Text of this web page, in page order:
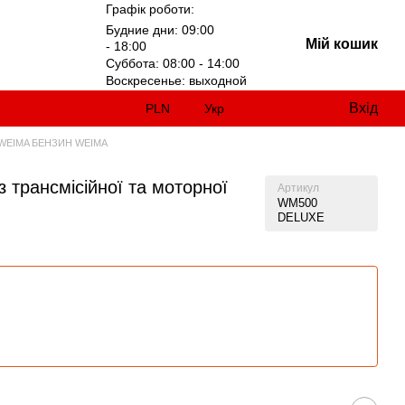
Графік роботи:
Будние дни: 09:00
- 18:00
Суббота: 08:00 - 14:00
Воскресенье: выходной
Мій кошик
PLN Укр Вхід
БЕНЗИН WEIMA
та моторної
Артикул
WM500
DELUXE